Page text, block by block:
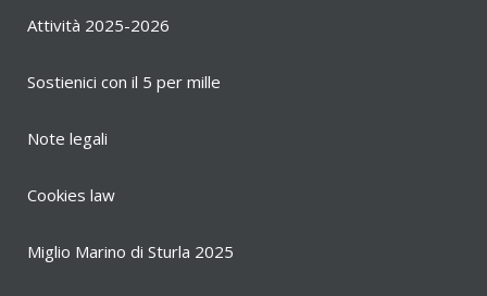
Attività 2025-2026
Sostienici con il 5 per mille
Note legali
Cookies law
Miglio Marino di Sturla 2025